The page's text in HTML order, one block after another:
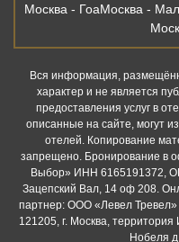
Москва - ГоаМосква -
Вся информация,
характер и не является
предоставления услуг в
описанные на сайте, могут
отелей. Копирование
запрещено. Бронирование в
Выбор» ИНН 6165191372,
Зацепский Вал, 14 оф 208.
партнер: ООО «Левел
121205, г. Москва,
Нобеля